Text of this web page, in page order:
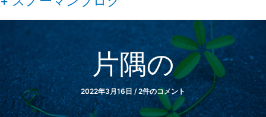
プ
片隅の
2022年3月16日/2件のコメント
ー
レ
ス
を
入
力
し